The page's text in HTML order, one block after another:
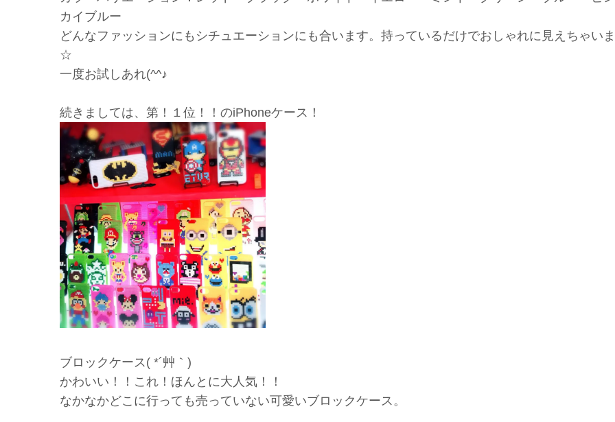
カイブルー
どんなファッションにもシチュエーションにも合います。持っているだけでおしゃれに見えちゃい
☆
一度お試しあれ(^^♪
続きましては、第！１位！！のiPhoneケース！
ブロックケース( *´艸｀)
かわいい！！これ！ほんとに大人気！！
なかなかどこに行っても売っていない可愛いブロックケース。